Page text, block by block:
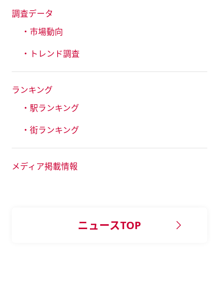
調査データ
・市場動向
・トレンド調査
ランキング
・駅ランキング
・街ランキング
メディア掲載情報
ニュースTOP